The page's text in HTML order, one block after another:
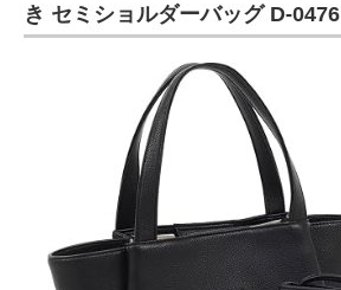
き セミショルダーバッグ D-0476